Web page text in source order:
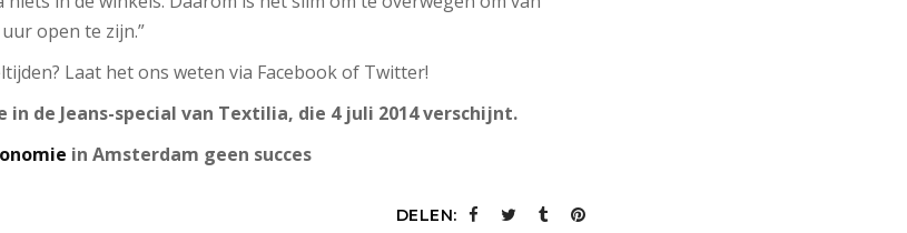
open te zijn.”
Laat het ons weten via Facebook of Twitter!
de Jeans-special van Textilia, die 4 juli 2014 verschijnt.
in Amsterdam geen succes
DELEN: